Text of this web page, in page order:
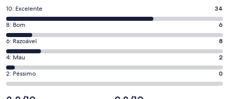
nova
janela
Pontuação
de
10,
o
que
significa
“Excelente”.
34
de
10: Excelente 34
Pontuação
de
8,
o
que
significa
8: Bom 6
Pontuação
de
6,
o
que
significa
6: Razoável 8
Pontuação
de
4,
4: Mau 2
Pontuação
de
2,
2: Péssimo 0